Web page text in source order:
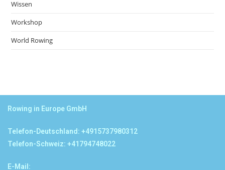
Wissen
Workshop
World Rowing
Rowing in Europe GmbH
Telefon-Deutschland: +4915737980312
Telefon-Schweiz: +41794748022
E-Mail: